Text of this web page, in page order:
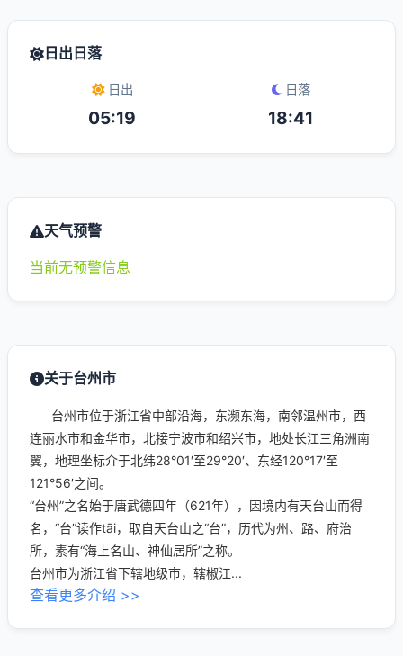
日出日落
日出
05:19
日落
18:41
天气预警
当前无预警信息
关于台州市
台州市位于浙江省中部沿海，东濒东海，南邻温州市，西
连丽水市和金华市，北接宁波市和绍兴市，地处长江三角洲南
翼，地理坐标介于北纬28°01′至29°20′、东经120°17′至
121°56′之间。
“台州”之名始于唐武德四年（621年），因境内有天台山而得
名，“台”读作tāi，取自天台山之“台”，历代为州、路、府治
所，素有“海上名山、神仙居所”之称。
台州市为浙江省下辖地级市，辖椒江...
查看更多介绍 >>